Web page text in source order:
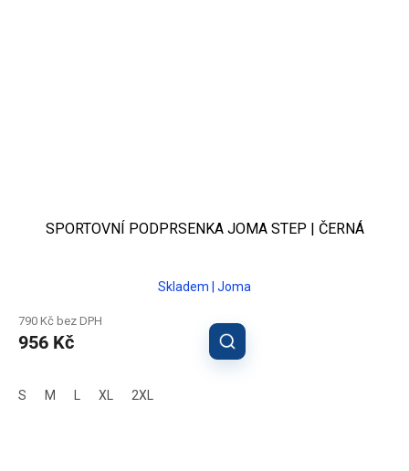
SPORTOVNÍ PODPRSENKA JOMA STEP | ČERNÁ
Skladem | Joma
790 Kč bez DPH
956 Kč
S M XL 2XL